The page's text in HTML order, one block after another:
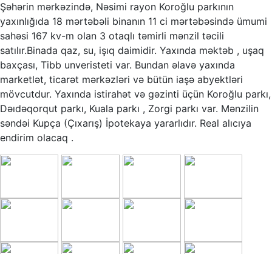
Şəhərin mərkəzində, Nəsimi rayon Koroğlu parkının
yaxınlığıda 18 mərtəbəli binanın 11 ci mərtəbəsində ümumi
sahəsi 167 kv-m olan 3 otaqlı təmirli mənzil təcili
satılır.Binada qaz, su, işıq daimidir. Yaxında məktəb , uşaq
baxçası, Tibb unveristeti var. Bundan əlavə yaxında
marketlət, ticarət mərkəzləri və bütün iaşə abyektləri
mövcutdur. Yaxında istirahət və gəzinti üçün Koroğlu parkı,
Dəıdəqorqut parkı, Kuala parkı , Zorgi parkı var. Mənzilin
səndəi Kupça (Çıxarış) İpotekaya yararlıdır. Real alıcıya
endirim olacaq .